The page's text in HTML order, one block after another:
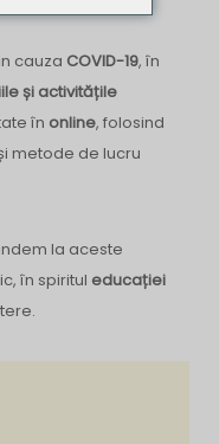
cauza COVID-19, în
și activitățile
în online, folosind
metode de lucru
la aceste
în spiritul educației